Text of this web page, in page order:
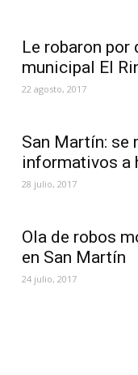
Le robaron por
municipal El
22 agosto, 2017
San Martín: se
informativos a
28 julio, 2017
Ola de robos
en San Martín
24 julio, 2017